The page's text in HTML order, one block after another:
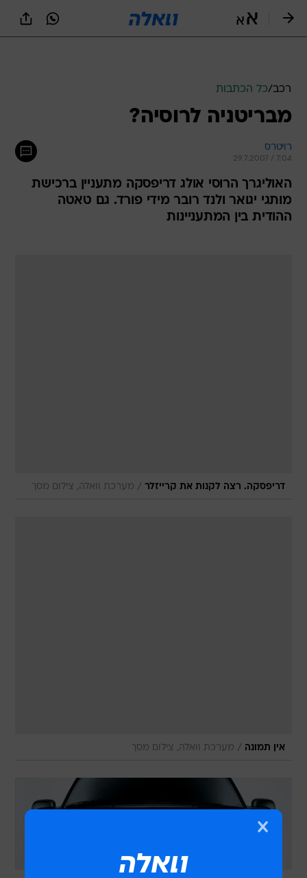
רכב/כל הכתבות
מבריטניה לרוסיה?
רויטרס
29.7.2007 / 7:04
האוליגרך הרוסי אולג דריפסקה מתעניין ברכישת
מותגי יגואר ולנד רובר מידי פורד. גם טאטה
ההודית בין המתעניינות
דריפסקה. רצה לקנות את קרייזלר / מערכת וואלה, צילום מסך
אין תמונה / מערכת וואלה, צילום מסך